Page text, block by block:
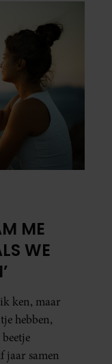
ME
WE
ken, maar
hebben,
jaar samen